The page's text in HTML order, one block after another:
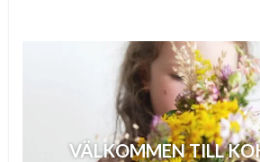
VÄLKOMMEN TILL